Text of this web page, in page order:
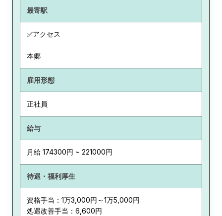
最寄駅
✅アクセス
本郷
雇用形態
正社員
給与
月給 174300円 ~ 221000円
待遇・福利厚生
資格手当：1万3,000円～1万5,000円
処遇改善手当：6,600円